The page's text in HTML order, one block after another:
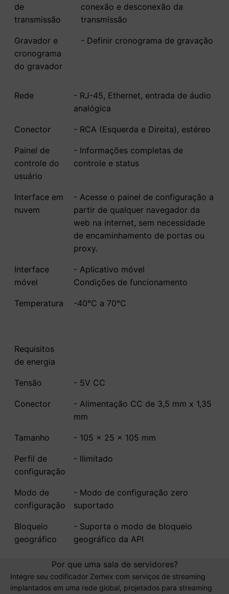
de
transmissão
conexão e desconexão da
transmissão
Gravador e
cronograma
do gravador
- Definir cronograma de gravação
Rede
- RJ-45, Ethernet, entrada de áudio
analógica
Conector - RCA (Esquerda e Direita), estéreo
Painel de
controle do
usuário
- Informações completas de
controle e status
Interface em
nuvem
- Acesse o painel de configuração a
partir de qualquer navegador da
web na internet, sem necessidade
de encaminhamento de portas ou
proxy.
Interface
móvel
- Aplicativo móvel
Condições de funcionamento
Temperatura -40°C a 70°C
Requisitos
de energia
Tensão - 5V CC
Conector
- Alimentação CC de 3,5 mm x 1,35
mm
Tamanho - 105 x 25 x 105 mm
Perfil de
configuração
- Ilimitado
Modo de
configuração
- Modo de configuração zero
suportado
Bloqueio
geográfico
- Suporta o modo de bloqueio
geográfico da API
Por que uma sala de servidores?
Integre seu codificador Zerhex com serviços de streaming
implantados em uma rede global, projetados para streaming